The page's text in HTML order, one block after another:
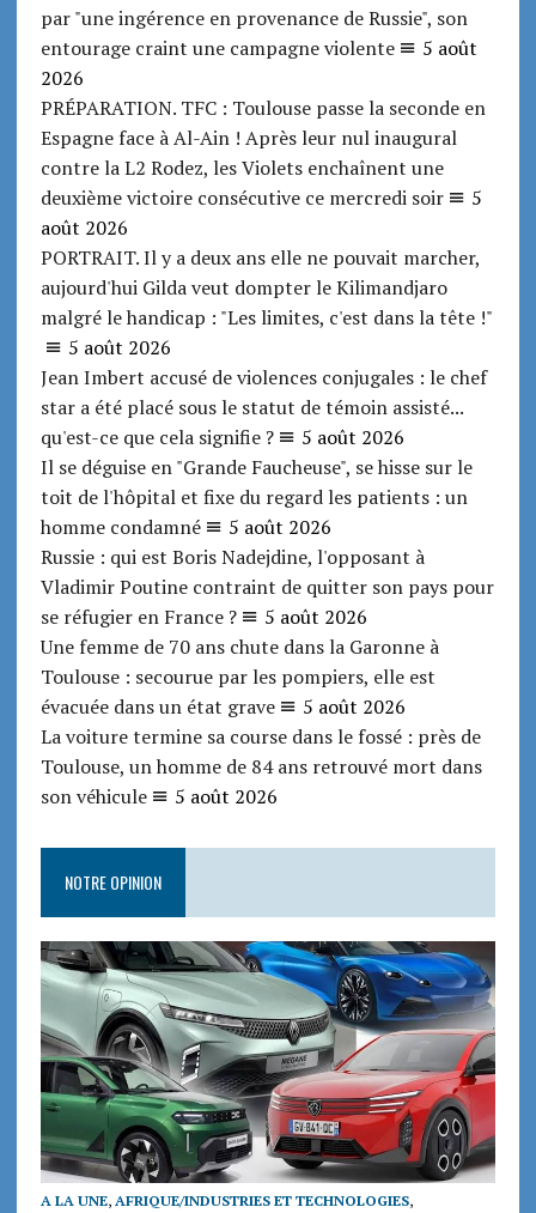
par "une ingérence en provenance de Russie", son
entourage craint une campagne violente
5 août
2026
PRÉPARATION. TFC : Toulouse passe la seconde en
Espagne face à Al-Ain ! Après leur nul inaugural
contre la L2 Rodez, les Violets enchaînent une
deuxième victoire consécutive ce mercredi soir
5
août 2026
PORTRAIT. Il y a deux ans elle ne pouvait marcher,
aujourd'hui Gilda veut dompter le Kilimandjaro
malgré le handicap : "Les limites, c'est dans la tête !"
5 août 2026
Jean Imbert accusé de violences conjugales : le chef
star a été placé sous le statut de témoin assisté...
qu'est-ce que cela signifie ?
5 août 2026
Il se déguise en "Grande Faucheuse", se hisse sur le
toit de l'hôpital et fixe du regard les patients : un
homme condamné
5 août 2026
Russie : qui est Boris Nadejdine, l'opposant à
Vladimir Poutine contraint de quitter son pays pour
se réfugier en France ?
5 août 2026
Une femme de 70 ans chute dans la Garonne à
Toulouse : secourue par les pompiers, elle est
évacuée dans un état grave
5 août 2026
La voiture termine sa course dans le fossé : près de
Toulouse, un homme de 84 ans retrouvé mort dans
son véhicule
5 août 2026
NOTRE OPINION
A LA UNE, AFRIQUE/INDUSTRIES ET TECHNOLOGIES,